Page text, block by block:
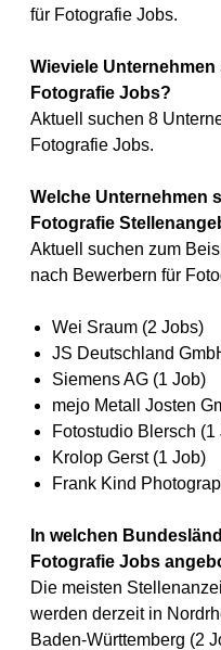
für Fotografie Jobs.
Wieviele
Fotografie Jobs?
Aktuell suchen 8
Fotografie Jobs.
Welche Unternehmen
Fotografie
Aktuell suchen zum
nach Bewerbern für
Wei Sraum (2 Jobs)
JS Deutschland
Siemens AG (1 Job)
mejo Metall Josten
Fotostudio Blersch (1
Krolop Gerst (1 Job)
Frank Kind
In welchen
Fotografie Jobs
Die meisten
werden derzeit in
Baden-Württemberg (2